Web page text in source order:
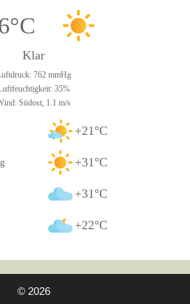
Klar
762 mmHg
35%
Südost, 1.1 m/s
+21°C
+31°C
+31°C
+22°C
© 2026